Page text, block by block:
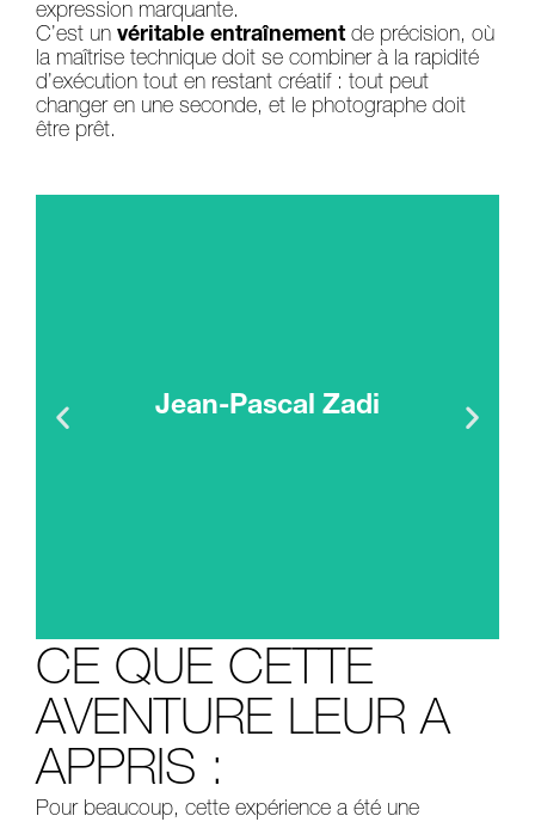
expression marquante.
C’est un véritable entraînement de précision, où
la maîtrise technique doit se combiner à la rapidité
d’exécution tout en restant créatif : tout peut
changer en une seconde, et le photographe doit
être prêt.
Jean-Pascal Zadi
CE QUE CETTE
AVENTURE LEUR A
APPRIS :
Pour beaucoup, cette expérience a été une